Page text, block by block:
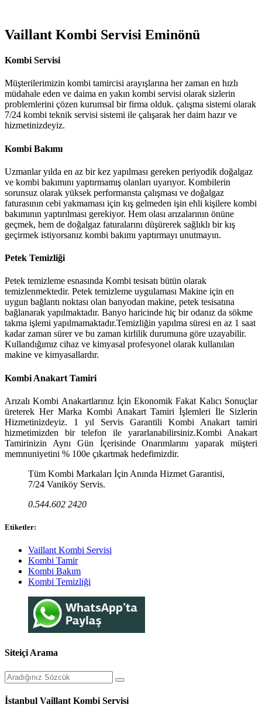
Vaillant Kombi Servisi Eminönü
Kombi Servisi
Müşterilerimizin kombi tamircisi arayışlarına her zaman en hızlı
müdahale eden ve daima en yakın kombi servisi olarak sizlerin
problemlerini çözen kurumsal bir firma olduk. çalışma sistemi olarak
7/24 kombi teknik servisi sistemi ile çalışarak her daim hazır ve
hizmetinizdeyiz.
Kombi Bakımı
Uzmanlar yılda en az bir kez yapılması gereken periyodik doğalgaz
ve kombi bakımını yaptırmamış olanları uyarıyor. Kombilerin
sorunsuz olarak yüksek performansta çalışması ve doğalgaz
faturasının cebi yakmaması için kış gelmeden işin ehli kişilere kombi
bakımının yaptırılması gerekiyor. Hem olası arızalarının önüne
geçmek, hem de doğalgaz faturalarını düşürerek sağlıklı bir kış
geçirmek istiyorsanız kombi bakımı yaptırmayı unutmayın.
Petek Temizliği
Petek temizleme esnasında Kombi tesisatı bütün olarak
temizlenmektedir. Petek temizleme uygulaması Makine için en
uygun bağlantı noktası olan banyodan makine, petek tesisatına
bağlanarak yapılmaktadır. Banyo haricinde hiç bir odanız da sökme
takma işlemi yapılmamaktadır.Temizliğin yapılma süresi en az 1 saat
kadar zaman sürer ve bu zaman kirlilik durumuna göre uzayabilir.
Kullandığımız cihaz ve kimyasal profesyonel olarak kullanılan
makine ve kimyasallardır.
Kombi Anakart Tamiri
Arızalı Kombi Anakartlarınız İçin Ekonomik Fakat Kalıcı Sonuçlar
üreterek Her Marka Kombi Anakart Tamiri İşlemleri İle Sizlerin
Hizmetinizdeyiz. 1 yıl Servis Garantili Kombi Anakart tamiri
hizmetimizden bir telefon ile yararlanabilirsiniz.Kombi Anakart
Tamirinizin Aynı Gün İçerisinde Onarımlarını yaparak müşteri
memnuniyetini % 100e çıkartmak hedefimizdir.
Tüm Kombi Markaları İçin Anında Hizmet Garantisi,
7/24 Vaniköy Servis.
0.544.602 2420
Etiketler:
Vaillant Kombi Servisi
Kombi Tamir
Kombi Bakım
Kombi Temizliği
Siteiçi Arama
İstanbul Vaillant Kombi Servisi